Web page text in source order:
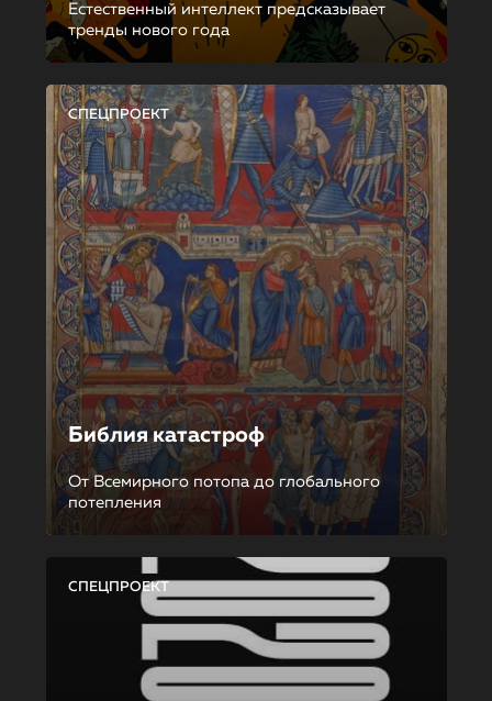
Естественный интеллект предсказывает
тренды нового года
СПЕЦПРОЕКТ
Библия катастроф
От Всемирного потопа до глобального
потепления
СПЕЦПРОЕКТ